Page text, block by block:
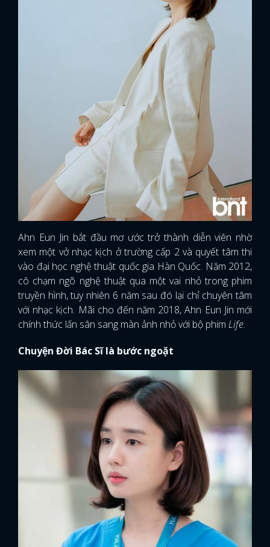
Ahn Eun Jin bắt đầu mơ ước trở thành diễn viên nhờ
xem một vở nhạc kịch ở trường cấp 2 và quyết tâm thi
vào đại học nghệ thuật quốc gia Hàn Quốc. Năm 2012,
cô chạm ngõ nghệ thuật qua một vai nhỏ trong phim
truyền hình, tuy nhiên 6 năm sau đó lại chỉ chuyên tâm
với nhạc kịch. Mãi cho đến năm 2018, Ahn Eun Jin mới
chính thức lấn sân sang màn ảnh nhỏ với bộ phim Life.
Chuyện Đời Bác Sĩ là bước ngoặt